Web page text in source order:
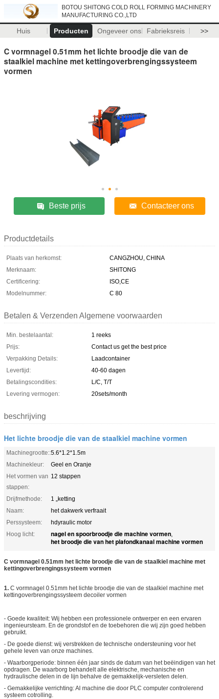
BOTOU SHITONG COLD ROLL FORMING MACHINERY
MANUFACTURING CO.,LTD
Huis Producten Ongeveer ons Fabrieksreis >>
C vormnagel 0.51mm het lichte broodje die van de
staalkiel machine met kettingoverbrengingssysteem
vormen
Beste prijs Contacteer ons
Productdetails
Plaats van herkomst:
CANGZHOU, CHINA
Merknaam:
SHITONG
Certificering:
ISO,CE
Modelnummer:
C 80
Betalen & Verzenden Algemene voorwaarden
Min. bestelaantal:
1 reeks
Prijs:
Contact us get the best price
Verpakking Details:
Laadcontainer
Levertijd:
40-60 dagen
Betalingscondities:
L/C, T/T
Levering vermogen:
20sets/month
beschrijving
Het lichte broodje die van de staalkiel machine vormen
Machinegrootte::5.6*1.2*1.5m
Machinekleur:
Geel en Oranje
Het vormen van
stappen:
12 stappen
Drijfmethode:
1 „ketting
Naam:
het dakwerk verfraait
Perssysteem:
hdyraulic motor
Hoog licht:
nagel en spoorbroodje die machine vormen,
het broodje die van het plafondkanaal machine vormen
C vormnagel 0.51mm het lichte broodje die van de staalkiel machine met
kettingoverbrengingssysteem vormen
1. C vormnagel 0.51mm het lichte broodje die van de staalkiel machine met
kettingoverbrengingssysteem decoiler vormen
- Goede kwaliteit: Wij hebben een professionele ontwerper en een ervaren
ingenieursteam. En de grondstof en de toebehoren die wij zijn goed hebben
gebruikt.
- De goede dienst: wij verstrekken de technische ondersteuning voor het
gehele leven van onze machines.
- Waarborgperiode: binnen één jaar sinds de datum van het beëindigen van het
opdragen. De waarborg behandelt alle elektrische, mechanische en
hydraulische delen in de lijn behalve de gemakkelijk-versleten delen.
- Gemakkelijke verrichting: Al machine die door PLC computer controlerend
systeem cotrolling.